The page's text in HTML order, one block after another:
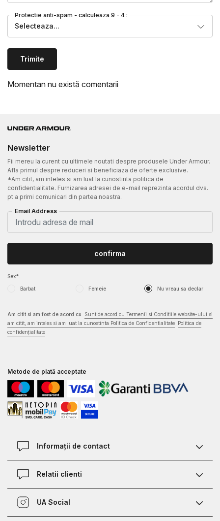
Protectie anti-spam - calculeaza 9 - 4 :
Selecteaza...
Trimite
Momentan nu există comentarii
Newsletter
Fii mereu la curent cu ultimele noutati despre produsele Under Armour.
Afla primul despre reduceri si beneficiaza de oferte exclusive.
*Am citit, am inteles si am luat la cunostinta politica de
confidentialitate. Furnizarea adresei de e-mail reprezinta acordul dvs.
pt a primi comunicari din partea noastra.
Email Address
Sex*:
Barbat Femeie Nu vreau sa declar
confirma
Am citit si am fost de acord cu
Sunt de acord cu Termenii si Conditiile website-ului si
am citit, am inteles si am luat la cunostinta Politica de Confidentialitate
Politica de
confidențialitate
Metode de plată acceptate
Informații de contact
Contact
Defineste marimea
Relatii clienti
Termeni si conditii
UA Social